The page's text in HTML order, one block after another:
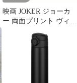
映画 JOKER ジョーカ
ー 両面プリント ヴィン